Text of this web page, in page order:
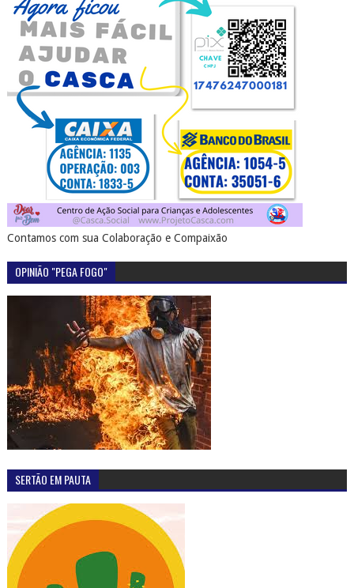
Contamos com sua Colaboração e Compaixão
OPINIÃO "PEGA FOGO"
SERTÃO EM PAUTA